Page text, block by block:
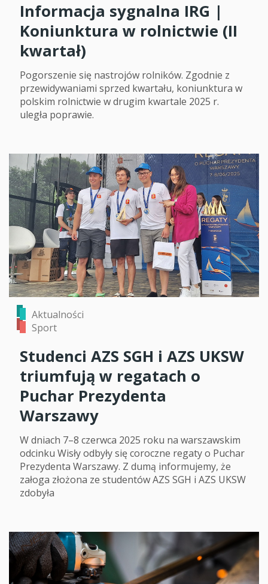
Informacja sygnalna IRG |
Koniunktura w rolnictwie (II
kwartał)
Pogorszenie się nastrojów rolników. Zgodnie z
przewidywaniami sprzed kwartału, koniunktura w
polskim rolnictwie w drugim kwartale 2025 r.
uległa poprawie.
Aktualności
Sport
Studenci AZS SGH i AZS UKSW
triumfują w regatach o
Puchar Prezydenta
Warszawy
W dniach 7–8 czerwca 2025 roku na warszawskim
odcinku Wisły odbyły się coroczne regaty o Puchar
Prezydenta Warszawy. Z dumą informujemy, że
załoga złożona ze studentów AZS SGH i AZS UKSW
zdobyła